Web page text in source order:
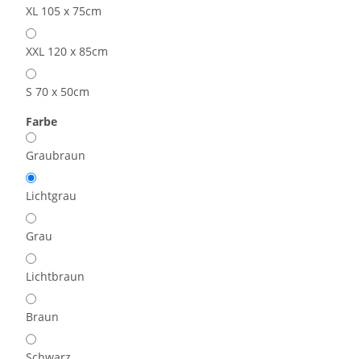
XL 105 x 75cm
XXL 120 x 85cm
S 70 x 50cm
Farbe
Graubraun
Lichtgrau
Grau
Lichtbraun
Braun